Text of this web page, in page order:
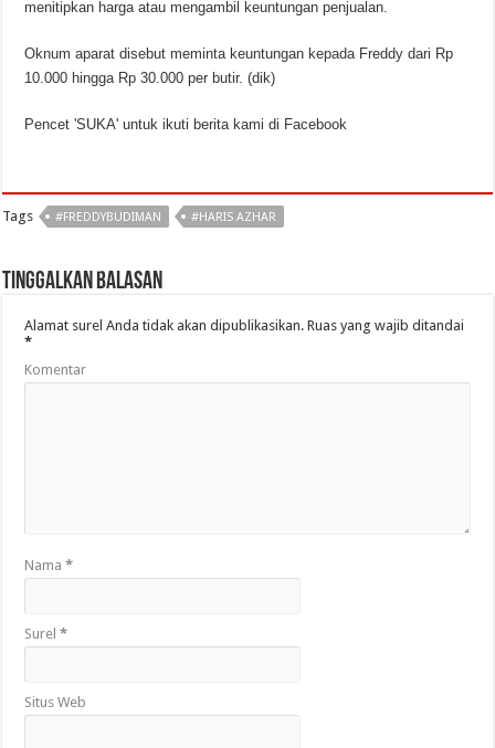
menitipkan harga atau mengambil keuntungan penjualan.
Oknum aparat disebut meminta keuntungan kepada Freddy dari Rp
10.000 hingga Rp 30.000 per butir. (dik)
Pencet 'SUKA' untuk ikuti berita kami di Facebook
Tags #FREDDYBUDIMAN #HARIS AZHAR
Tinggalkan Balasan
Alamat surel Anda tidak akan dipublikasikan. Ruas yang wajib ditandai
*
Komentar
Nama*
Surel*
Situs Web